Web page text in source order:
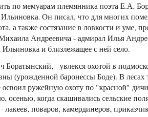
по мемуарам племянника поэта Е.А.
Он писал, что для многих
а также состязание в ловкости и уме,
Андреевича - адмирал Илья
и близлежащее с ней село.
- увлекся охотой в
(урожденной баронессы Боде). В лесах
ружейную охоту по "красной"
когда скашивались сельские
поваров, камердинеров,